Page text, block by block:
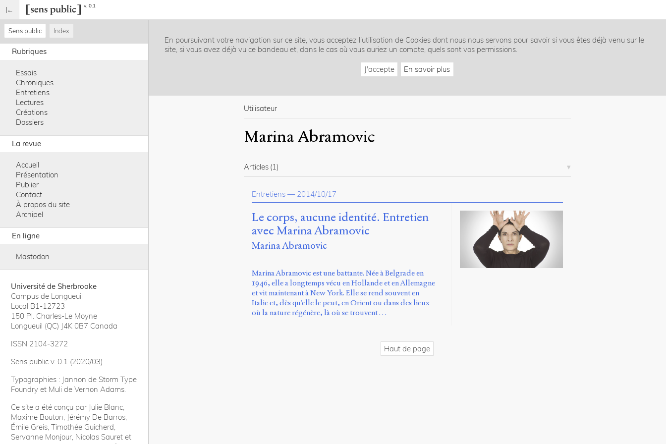
v. 0.1
Sens public Index
Rubriques
Essais
Chroniques
Entretiens
Lectures
Créations
Dossiers
La revue
Accueil
Présentation
Publier
Contact
À propos du site
Archipel
En ligne
Mastodon
Université de Sherbrooke
Campus de Longueuil
Local B1-12723
150 Pl. Charles-Le Moyne
Longueuil (QC) J4K 0B7 Canada
ISSN 2104-3272
Sens public v. 0.1 (2020/03)
Typographies : Jannon de Storm Type
Foundry et Muli de Vernon Adams.
Ce site a été conçu par Julie Blanc,
Maxime Bouton, Jérémy De Barros,
Émile Greis, Timothée Guicherd,
Servanne Monjour, Nicolas Sauret et
En poursuivant votre navigation sur ce site, vous acceptez l’utilisation de Cookies dont nous nous servons pour savoir si vous êtes déjà venu sur le
site, si vous avez déjà vu ce bandeau et, dans le cas où vous auriez un compte, quels sont vos permissions.
J'accepte En savoir plus
Utilisateur
Marina Abramovic
Articles (1)
Entretiens — 2014/10/17
Le corps, aucune identité. Entretien
avec Marina Abramovic
Marina Abramovic
Marina Abramovic est une battante. Née à Belgrade en
1946, elle a longtemps vécu en Hollande et en Allemagne
et vit maintenant à New York. Elle se rend souvent en
Italie et, dès qu'elle le peut, en Orient ou dans des lieux
où la nature régénère, là où se trouvent …
Haut de page